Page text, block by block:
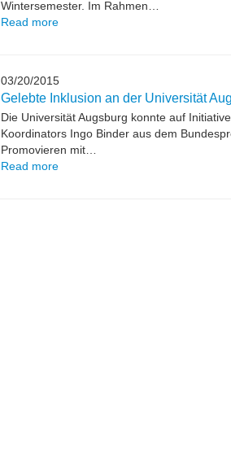
Wintersemester. Im Rahmen…
Read more
03/20/2015
Gelebte Inklusion an der Universität
Die Universität Augsburg konnte auf
Koordinators Ingo Binder aus dem
Promovieren mit…
Read more